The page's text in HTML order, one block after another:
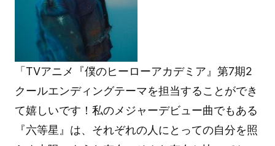
「TVアニメ『僕のヒーローアカデミア』第7期2
クールエンディングテーマを担当することができ
て嬉しいです！私のメジャーデビュー曲でもある
『六等星』は、それぞれの人にとっての自分を照